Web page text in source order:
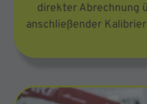
direkter Abrechnung
anschließender